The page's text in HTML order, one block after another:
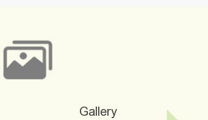
Gallery